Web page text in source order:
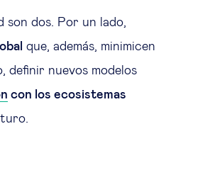
son dos. Por un lado,
que, además, minimicen
definir nuevos modelos
con los ecosistemas